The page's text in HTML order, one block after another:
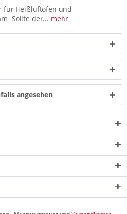
für Heißluftöfen und
Sollte der... mehr
angesehen